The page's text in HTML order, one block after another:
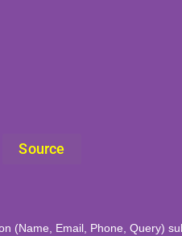
Source
(Name, Email, Phone, Query)